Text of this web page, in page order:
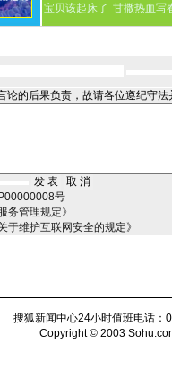
宝贝该起床了 甘撒热血写
论的后果负责，故请各位遵纪守
号
务管理规定》
于维护互联网安全的规定》
搜狐新闻中心24小时值班电话
Copyright © 2003